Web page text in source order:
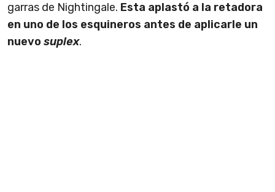
garras de Nightingale. Esta aplastó a la retadora
en uno de los esquineros antes de aplicarle un
nuevo suplex.